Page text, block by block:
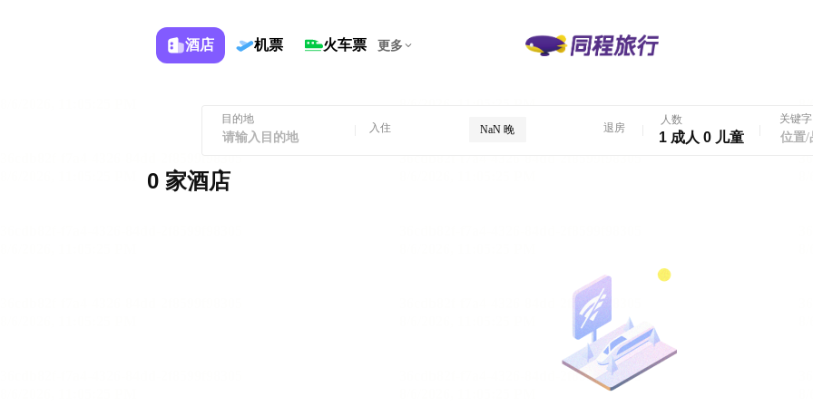
酒店 机票 火车票 更多
目的地
入住 NaN 晚 退房
人数
1 成人 0 儿童
关键字
0 家酒店